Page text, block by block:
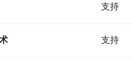
支持
支持